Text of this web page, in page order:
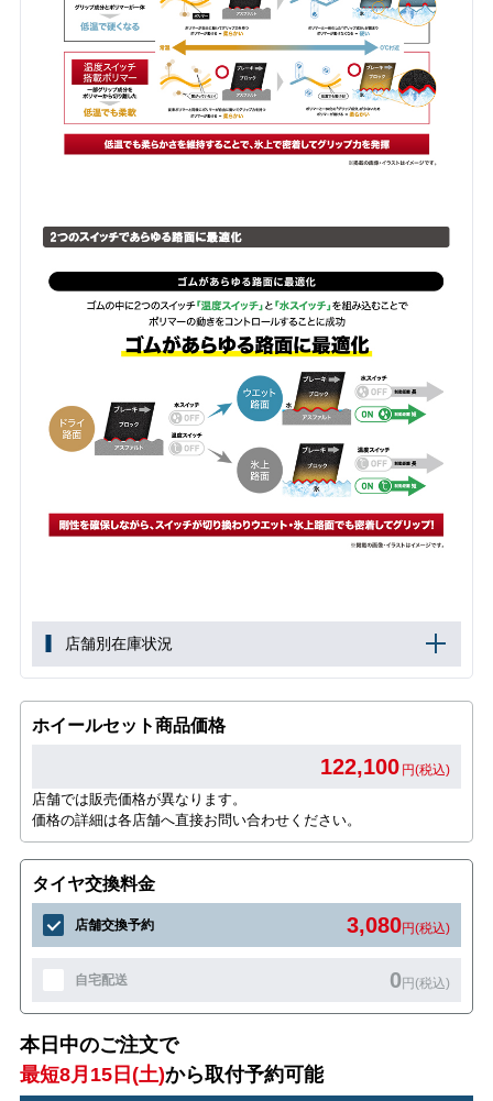
店舗別在庫状況
ホイールセット商品価格
122,100 円(税込)
店舗では販売価格が異なります。
価格の詳細は各店舗へ直接お問い合わせください。
タイヤ交換料金
店舗交換予約 3,080円(税込)
自宅配送 0円(税込)
本日中のご注文で
最短8月15日(土)から取付予約可能